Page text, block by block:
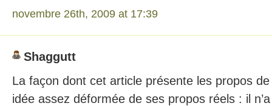
novembre 26th, 2009 at 17:39
Shaggutt
La façon dont cet article présente les propos
idée assez déformée de ses propos réels : il